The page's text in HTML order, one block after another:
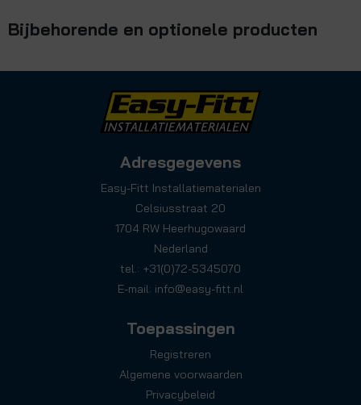
Bijbehorende en optionele producten
Adresgegevens
Easy-Fitt Installatiematerialen
Celsiusstraat 20
1704 RW Heerhugowaard
Nederland
tel.: +31(0)72-5345070
E-mail: info@easy-fitt.nl
Toepassingen
Registreren
Algemene voorwaarden
Privacybeleid